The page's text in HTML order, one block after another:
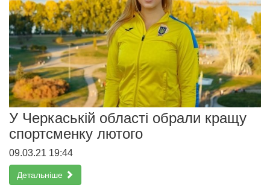
У Черкаській області обрали кращу
спортсменку лютого
09.03.21 19:44
Детальніше